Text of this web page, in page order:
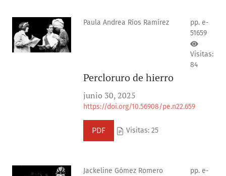
Paula Andrea Ríos Ramírez
pp. e-
51659
Visitas:
84
Percloruro de hierro
junio 30, 2025
https://doi.org/10.56908/pe.n22.659
PDF Visitas: 25
Jackeline Gómez Romero
pp. e-